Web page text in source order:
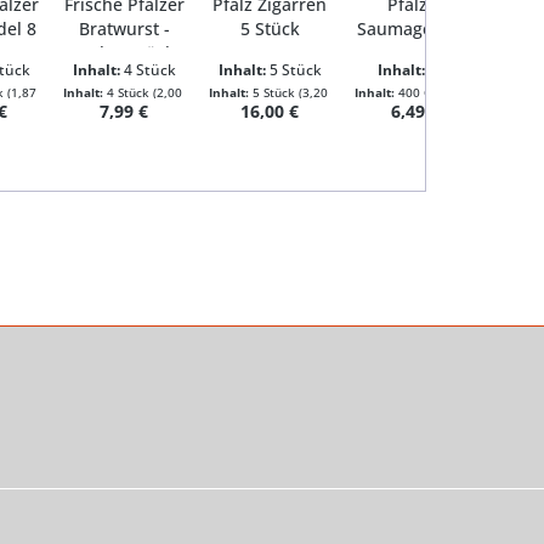
8
(1,87 € / 1 Stück)
Preis:
Bratwurst -
grob 4 Stück
Inhalt:4 Stück
Inhalt: 4 Stück (2,00 € / 1 Stück)
Regulärer Preis:
7,99 €
5 Stück
Inhalt:5 Stück
Inhalt: 5 Stück (3,20 € / 1 Stück)
Regulärer Preis:
16,00 €
Saumagen mit
Inhalt:
Gramm
Inhalt: 400 Gramm
Regulärer Preis:
6,49 €